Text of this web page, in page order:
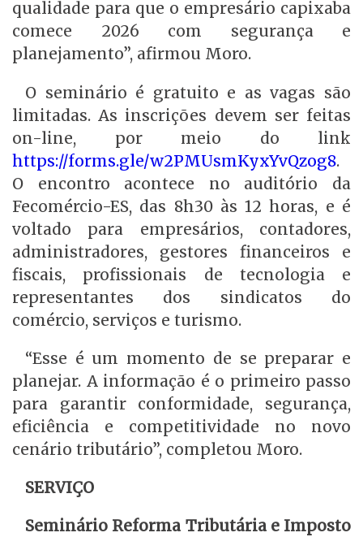
qualidade para que o empresário capixaba
comece 2026 com segurança e
planejamento”, afirmou Moro.
O seminário é gratuito e as vagas são
limitadas. As inscrições devem ser feitas
on-line, por meio do link
https://forms.gle/w2PMUsmKyxYvQzog8.
O encontro acontece no auditório da
Fecomércio-ES, das 8h30 às 12 horas, e é
voltado para empresários, contadores,
administradores, gestores financeiros e
fiscais, profissionais de tecnologia e
representantes dos sindicatos do
comércio, serviços e turismo.
“Esse é um momento de se preparar e
planejar. A informação é o primeiro passo
para garantir conformidade, segurança,
eficiência e competitividade no novo
cenário tributário”, completou Moro.
SERVIÇO
Seminário Reforma Tributária e Imposto